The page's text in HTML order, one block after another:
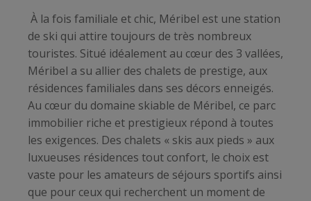
À la fois familiale et chic, Méribel est une station
de ski qui attire toujours de très nombreux
touristes. Situé idéalement au cœur des 3 vallées,
Méribel a su allier des chalets de prestige, aux
résidences familiales dans ses décors enneigés.
Au cœur du domaine skiable de Méribel, ce parc
immobilier riche et prestigieux répond à toutes
les exigences. Des chalets « skis aux pieds » aux
luxueuses résidences tout confort, le choix est
vaste pour les amateurs de séjours sportifs ainsi
que pour ceux qui recherchent un moment de